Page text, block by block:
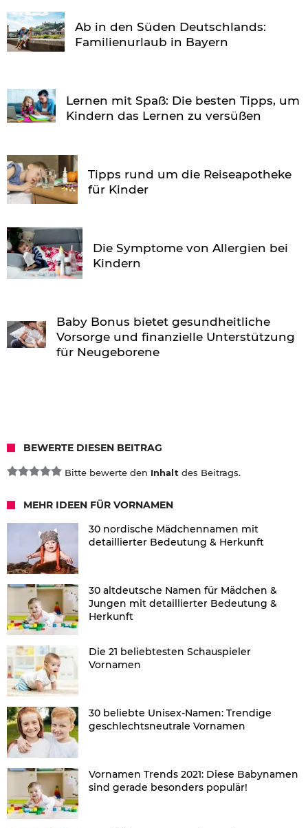
Ab in den Süden Deutschlands:
Familienurlaub in Bayern
Lernen mit Spaß: Die besten Tipps, um
Kindern das Lernen zu versüßen
Tipps rund um die Reiseapotheke
für Kinder
Die Symptome von Allergien bei
Kindern
Baby Bonus bietet gesundheitliche
Vorsorge und finanzielle Unterstützung
für Neugeborene
BEWERTE DIESEN BEITRAG
Bitte bewerte den Inhalt des Beitrags.
MEHR IDEEN FÜR VORNAMEN
30 nordische Mädchennamen mit
detaillierter Bedeutung & Herkunft
30 altdeutsche Namen für Mädchen &
Jungen mit detaillierter Bedeutung &
Herkunft
Die 21 beliebtesten Schauspieler
Vornamen
30 beliebte Unisex-Namen: Trendige
geschlechtsneutrale Vornamen
Vornamen Trends 2021: Diese Babynamen
sind gerade besonders populär!